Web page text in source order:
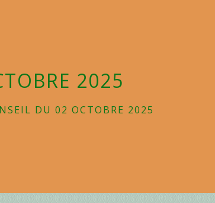
2025
DU 02 OCTOBRE 2025